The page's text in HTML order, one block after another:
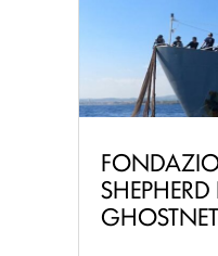
GHOSTNET